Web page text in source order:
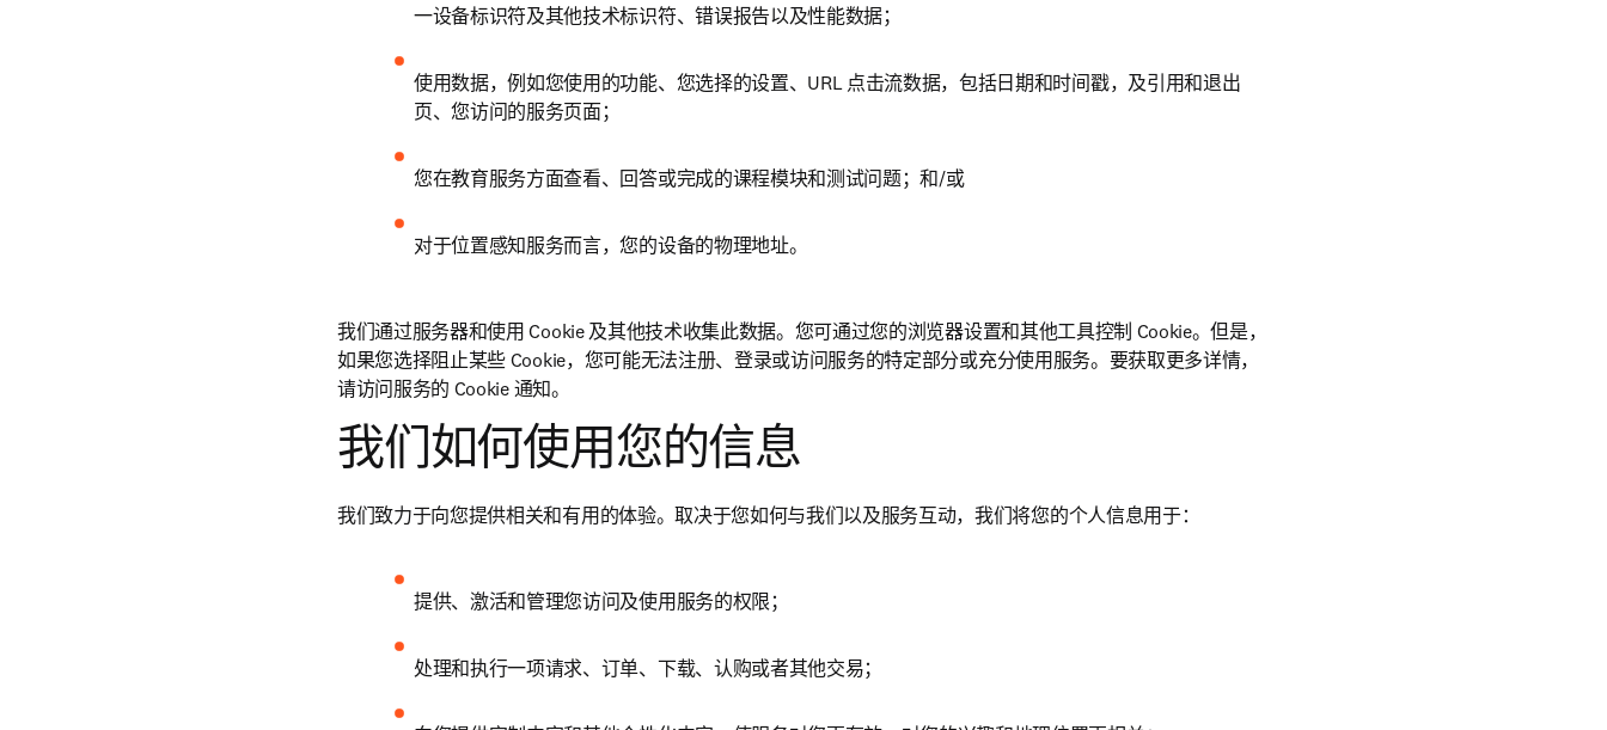
一设备标识符及其他技术标识符、错误报告以及性能数据；
使用数据，例如您使用的功能、您选择的设置、URL 点击流数据，包括日期和时间戳，及引用和退出
页、您访问的服务页面；
您在教育服务方面查看、回答或完成的课程模块和测试问题；和/或
对于位置感知服务而言，您的设备的物理地址。
我们通过服务器和使用 Cookie 及其他技术收集此数据。您可通过您的浏览器设置和其他工具控制 Cookie。但是，
如果您选择阻止某些 Cookie，您可能无法注册、登录或访问服务的特定部分或充分使用服务。要获取更多详情，
请访问服务的 Cookie 通知。
我们如何使用您的信息
我们致力于向您提供相关和有用的体验。取决于您如何与我们以及服务互动，我们将您的个人信息用于：
提供、激活和管理您访问及使用服务的权限；
处理和执行一项请求、订单、下载、认购或者其他交易；